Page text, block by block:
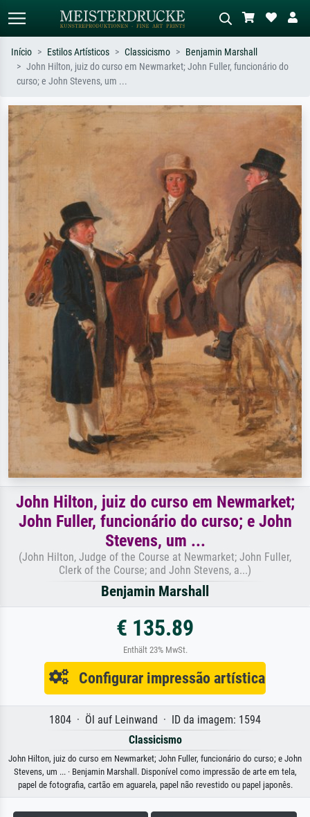
Pesquisa padrão
ex: Monet, Noite Estrelada,
impressionismo, onda de Hokusai, nu.
abstrato com muito vermelho, pintura
a óleo escura, nu em pé ao lado de
Início Estilos Artísticos Classicismo
Benjamin Marshall
John Hilton, juiz do curso em Newmarket; John Fuller, funcionário do
curso; e John Stevens, um ...
John Hilton, juiz do curso em Newmarket;
John Fuller, funcionário do curso; e John
Stevens, um ...
(John Hilton, Judge of the Course at Newmarket; John Fuller,
Clerk of the Course; and John Stevens, a...)
Benjamin Marshall
€ 135.89
Enthält 23% MwSt.
Configurar impressão artística
1804 · Öl auf Leinwand · ID da imagem: 1594
Classicismo
John Hilton, juiz do curso em Newmarket; John Fuller, funcionário do curso; e John
Stevens, um ... · Benjamin Marshall. Disponível como impressão de arte em tela,
papel de fotografia, cartão em aguarela, papel não revestido ou papel japonês.